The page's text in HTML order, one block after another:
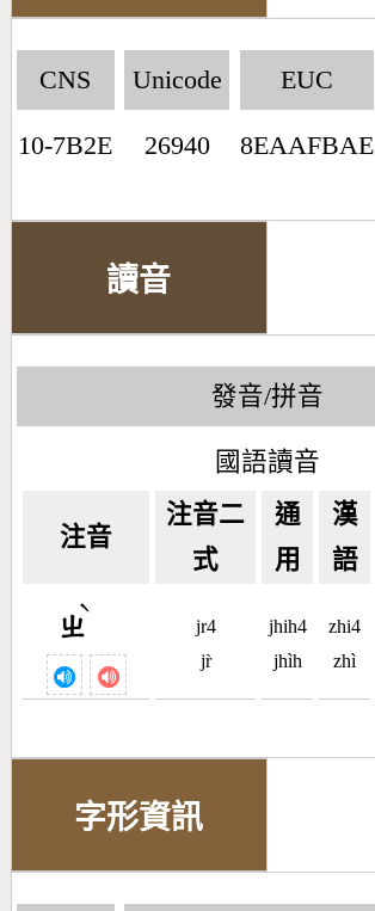
CNS
10-7B2E
Unicode
26940
EUC
8EAAFBAE
讀音
發音/拼音
國語讀音
注音
注音二
式
通
用
漢
語
ㄓ
ˋ
jr4
jr̀
jhih4
jhìh
zhi4
zhì
字形資訊